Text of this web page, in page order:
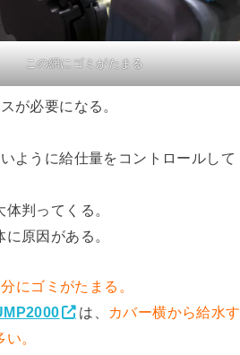
この網にゴミがたまる
が必要になる。
ように給仕量をコントロールして
判ってくる。
原因がある。
にゴミがたまる。
は、
カバー横から給水す
。